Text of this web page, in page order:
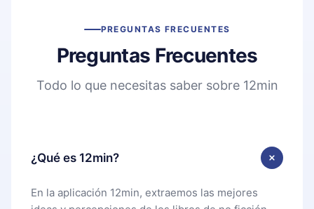
PREGUNTAS FRECUENTES
Preguntas Frecuentes
Todo lo que necesitas saber sobre 12min
¿Qué es 12min?
En la aplicación 12min, extraemos las mejores